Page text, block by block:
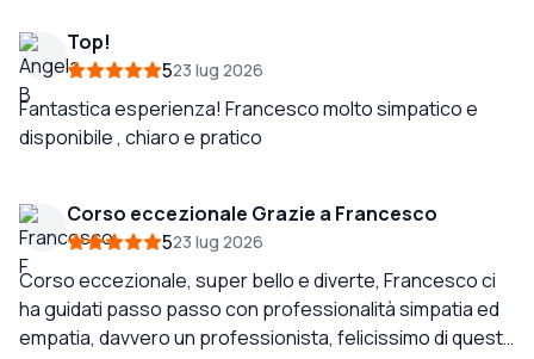
Top!
523 lug 2026
Fantastica esperienza! Francesco molto simpatico e
disponibile , chiaro e pratico
Corso eccezionale Grazie a Francesco
523 lug 2026
Corso eccezionale, super bello e diverte, Francesco ci
ha guidati passo passo con professionalità simpatia ed
empatia, davvero un professionista, felicissimo di questa